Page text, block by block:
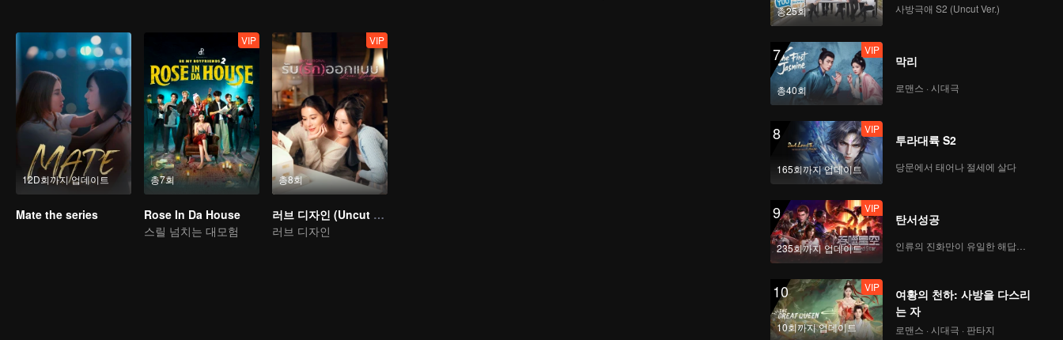
12D회까지 업데이트
Mate the series
총7회
VIP
Rose In Da House
스릴 넘치는 대모험
총8회
VIP
러브 디자인 (Uncut Ver.)
러브 디자인
총25회 사방극애 S2 (Uncut Ver.)
7
총40회
VIP
막리
로맨스 · 시대극
8
165회까지 업데이트
VIP
투라대륙 S2
당문에서 태어나 절세에 살다
9
235회까지 업데이트
VIP
탄서성공
인류의 진화만이 유일한 해답이다
10
10회까지 업데이트
VIP
여황의 천하: 사방을 다스리
는 자
로맨스 · 시대극 · 판타지